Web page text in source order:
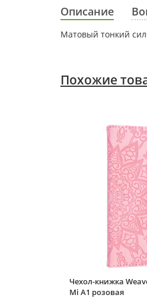
Описание
Матовый тонкий
Похожие
Чехол-книжка
Mi A1 розовая